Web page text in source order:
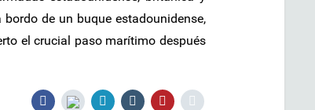
de un buque estadounidense,
el crucial paso marítimo después